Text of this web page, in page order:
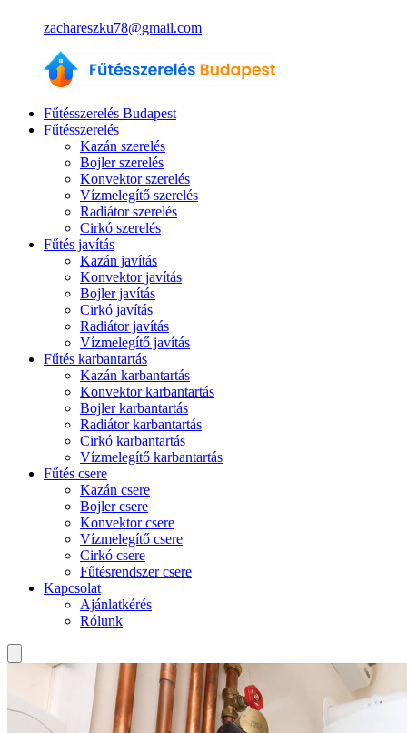
zachareszku78@gmail.com
Fűtésszerelés Budapest
Fűtésszerelés
Kazán szerelés
Bojler szerelés
Konvektor szerelés
Vízmelegítő szerelés
Radiátor szerelés
Cirkó szerelés
Fűtés javítás
Kazán javítás
Konvektor javítás
Bojler javítás
Cirkó javítás
Radiátor javítás
Vízmelegítő javítás
Fűtés karbantartás
Kazán karbantartás
Konvektor karbantartás
Bojler karbantartás
Radiátor karbantartás
Cirkó karbantartás
Vízmelegítő karbantartás
Fűtés csere
Kazán csere
Bojler csere
Konvektor csere
Vízmelegítő csere
Cirkó csere
Fűtésrendszer csere
Kapcsolat
Ajánlatkérés
Rólunk